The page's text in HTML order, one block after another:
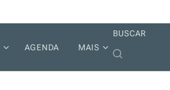
AGENDA MAIS
BUSCAR